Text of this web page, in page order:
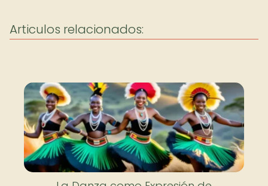
Articulos relacionados: